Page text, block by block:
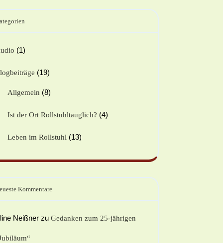
(1)
(19)
Allgemein (8)
Ist der Ort Rollstuhltauglich? (4)
Leben im Rollstuhl (13)
Kommentare
Neißner zu Gedanken zum 25-jährigen